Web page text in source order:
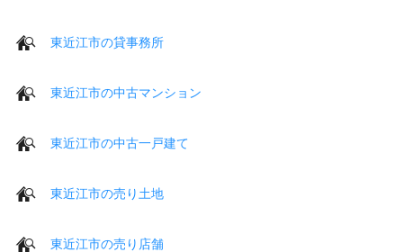
東近江市の貸事務所
東近江市の中古マンション
東近江市の中古一戸建て
東近江市の売り土地
東近江市の売り店舗